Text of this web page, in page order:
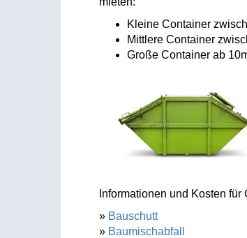
Kleine Container
Mittlere Container
Große Container ab
Informationen und Kosten
» Bauschutt
» Baumischabfall